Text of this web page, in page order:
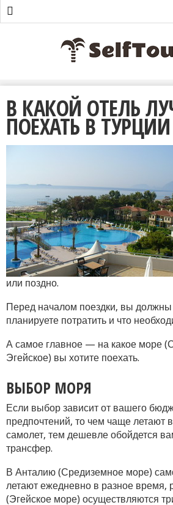
В КАКОЙ ОТЕЛЬ
ПОЕХАТЬ В ТУРЦИИ
или поздно.
Перед началом поездки, вы должны
планируете потратить и что
А самое главное — на какое море
Эгейское) вы хотите поехать.
ВЫБОР МОРЯ
Если выбор зависит от вашего
предпочтений, то чем чаще летают
самолет, тем дешевле обойдется
трансфер.
В Анталию (Средиземное море)
летают ежедневно в разное время,
(Эгейское море) осуществляются